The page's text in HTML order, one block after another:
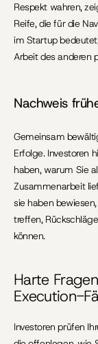
Respekt wahren,
Reife, die für die
im Startup
Arbeit des anderen
Nachweis
Gemeinsam
Erfolge. Investoren
haben, warum Sie
Zusammenarbeit lief
sie haben
treffen,
können.
Harte
Execution-
Investoren prüfen